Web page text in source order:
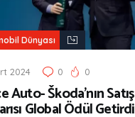
Dünyası
2024 0 0
Auto- Škoda’nın Satış
Global Ödül Getirdi